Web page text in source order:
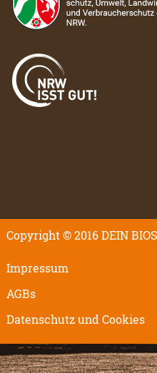
Copyright © 2016 DEIN
Impressum
AGBs
Datenschutz und Cookies